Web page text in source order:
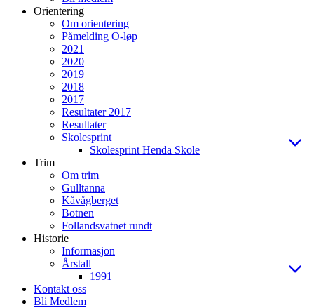
Orientering
Om orientering
Påmelding O-løp
2021
2020
2019
2018
2017
Resultater 2017
Resultater
Skolesprint
Skolesprint Henda Skole
Trim
Om trim
Gulltanna
Kåvågberget
Botnen
Follandsvatnet rundt
Historie
Informasjon
Årstall
1991
Kontakt oss
Bli Medlem